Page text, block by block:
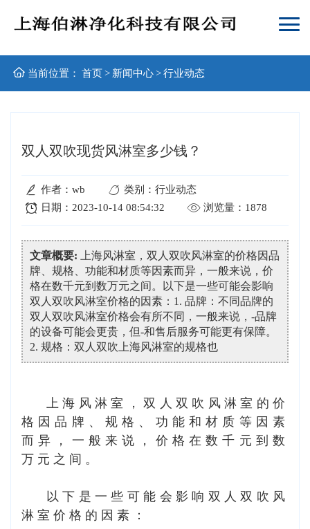
当前位置： 首页> 新闻中心>行业动态
双人双吹现货风淋室多少钱？
作者：wb
类别：行业动态
日期：2023-10-14 08:54:32
浏览量：1878
文章概要: 上海风淋室，双人双吹风淋室的价格因品
牌、规格、功能和材质等因素而异，一般来说，价
格在数千元到数万元之间。以下是一些可能会影响
双人双吹风淋室价格的因素：1. 品牌：不同品牌的
双人双吹风淋室价格会有所不同，一般来说，-品牌
的设备可能会更贵，但-和售后服务可能更有保障。
2. 规格：双人双吹上海风淋室的规格也
上海风淋室
，双人双吹风淋室的价
格因品牌、规格、功能和材质等因素
而异，一般来说，价格在数千元到数
万元之间。
以下是一些可能会影响双人双吹风
淋室价格的因素：